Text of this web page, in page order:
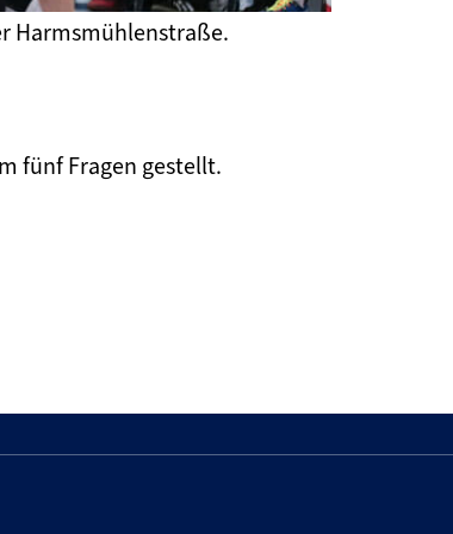
Harmsmühlenstraße.
fünf Fragen gestellt.